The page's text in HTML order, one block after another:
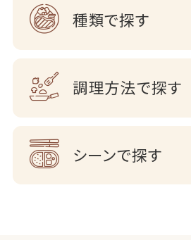
種類で探す
調理方法で探す
シーンで探す